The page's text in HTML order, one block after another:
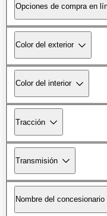
Opciones de compra en
Color del exterior
Color del interior
Tracción
Transmisión
Nombre del concesionario